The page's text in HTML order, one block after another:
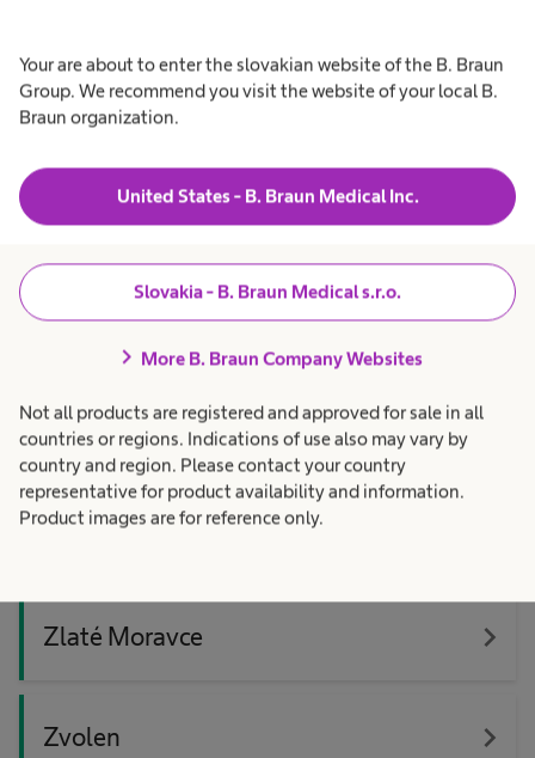
Your are about to enter the slovakian website of the B. Braun
Group. We recommend you visit the website of your local B.
Braun organization.
United States - B. Braun Medical Inc.
Slovakia - B. Braun Medical s.r.o.
chevron_right More B. Braun Company Websites
Not all products are registered and approved for sale in all
countries or regions. Indications of use also may vary by
country and region. Please contact your country
representative for product availability and information.
Product images are for reference only.
Partizánske
Pezinok navigate_next
Šaľa
Trstená
Zlaté Moravce navigate_next
Zvolen navigate_next